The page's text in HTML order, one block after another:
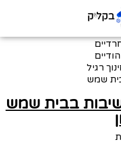
רגיל
שמש
הישיבות בבית שמש